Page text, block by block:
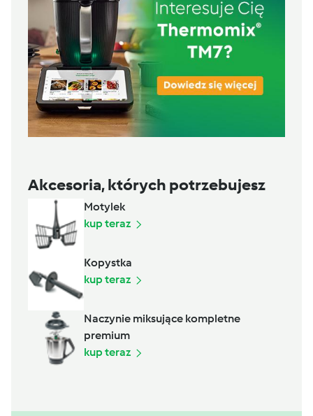
Akcesoria, których potrzebujesz
Motylek
kup teraz
Kopystka
kup teraz
Naczynie miksujące kompletne
premium
kup teraz